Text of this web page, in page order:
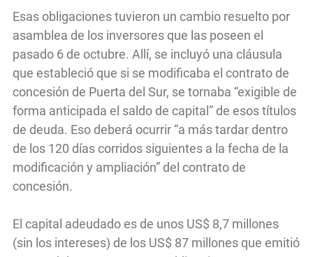
Esas obligaciones tuvieron un cambio resuelto por
asamblea de los inversores que las poseen el
pasado 6 de octubre. Allí, se incluyó una cláusula
que estableció que si se modificaba el contrato de
concesión de Puerta del Sur, se tornaba “exigible de
forma anticipada el saldo de capital” de esos títulos
de deuda. Eso deberá ocurrir “a más tardar dentro
de los 120 días corridos siguientes a la fecha de la
modificación y ampliación” del contrato de
concesión.
El capital adeudado es de unos US$ 8,7 millones
(sin los intereses) de los US$ 87 millones que emitió